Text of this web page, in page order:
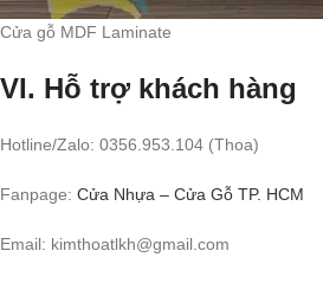
Cửa gỗ MDF Laminate
VI. Hỗ trợ khách hàng
Hotline/Zalo: 0356.953.104 (Thoa)
Fanpage: Cửa Nhựa – Cửa Gỗ TP. HCM
Email: kimthoatlkh@gmail.com